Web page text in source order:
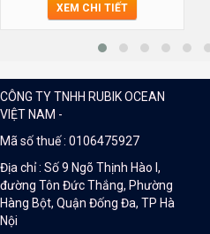
XEM CHI TIẾT
CÔNG TY TNHH RUBIK OCEAN
VIỆT NAM -
Mã số thuế : 0106475927
Địa chỉ : Số 9 Ngõ Thịnh Hào I,
đường Tôn Đức Thắng, Phường
Hàng Bột, Quận Đống Đa, TP Hà
Nội